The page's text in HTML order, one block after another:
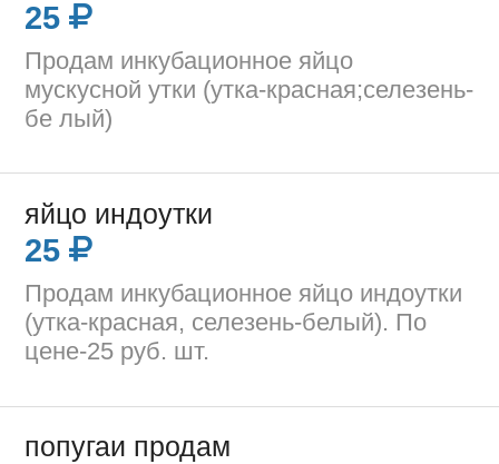
25
Продам инкубационное яйцо
мускусной утки (утка-красная;селезень-
бе лый)
яйцо индоутки
25
Продам инкубационное яйцо индоутки
(утка-красная, селезень-белый). По
цене-25 руб. шт.
попугаи продам